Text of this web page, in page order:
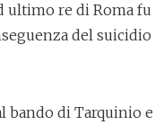
ultimo re di Roma
del
bando di Tarquinio